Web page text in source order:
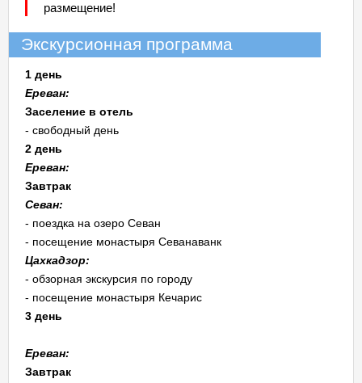
размещение!
Экскурсионная программа
1 день
Ереван:
Заселение в отель
- свободный день
2 день
Ереван:
Завтрак
Севан:
- поездка на озеро Севан
- посещение монастыря Севанаванк
Цахкадзор:
- обзорная экскурсия по городу
- посещение монастыря Кечарис
3 день
Ереван:
Завтрак